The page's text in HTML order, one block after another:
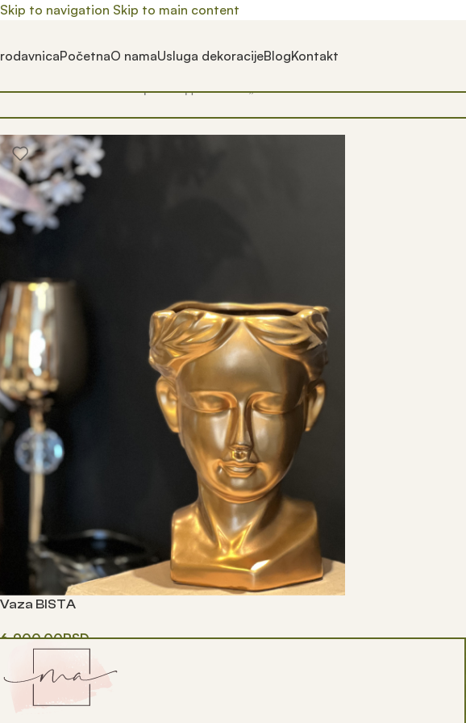
Skip to navigation Skip to main content
PočetnaO namaUsluga dekoracijeBlogKontakt
Почетна/ Prodavnica/ Производ oзначен „VAZA U OBLIKU ŽENE“
Vaza BISTA
6,900.00RSD